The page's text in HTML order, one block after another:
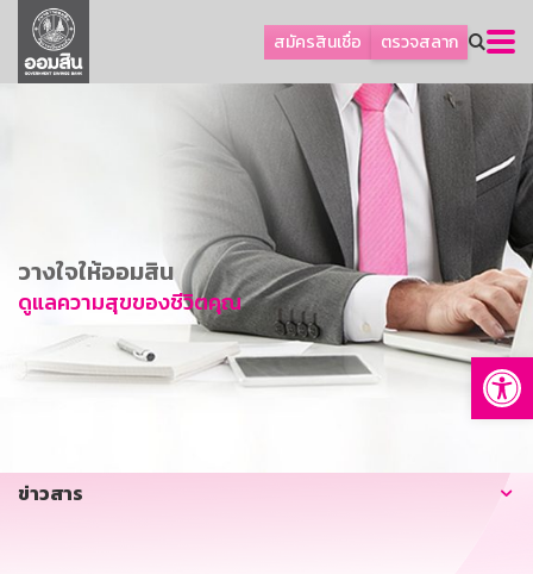
สมัครสินเชื่อ ตรวจสลาก
ลูกค้าธุรกิจ
ลูกค้าผู้ประกอบรายย่อย
การพัฒนาที่ยั่งยืน
ข่าวสาร
บริการทางการเงิน
อื่นๆ
วางใจให้ออมสิน
ดูแลความสุขของชีวิตคุณ
ข่าวสาร